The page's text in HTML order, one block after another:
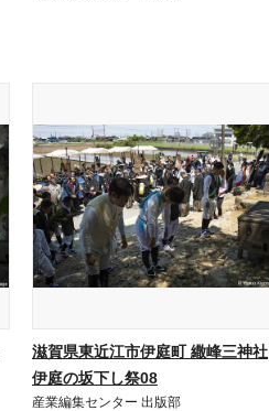
滋賀県東近江市伊庭町 繖峰三神社
伊庭の坂下し祭08
産業編集センター 出版部